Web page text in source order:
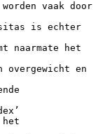
vaak door
is echter
naarmate het
overgewicht en
het